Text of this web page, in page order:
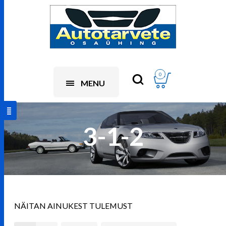
MENU
0
3-1-2
NÄITAN AINUKEST TULEMUST